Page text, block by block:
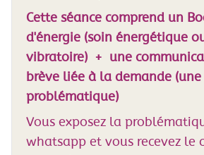
Cette séance comprend un
d'énergie (soin énergétique
vibratoire) + une
brève liée à la demande (une
problématique)
Vous exposez la
whatsapp et vous recevez le